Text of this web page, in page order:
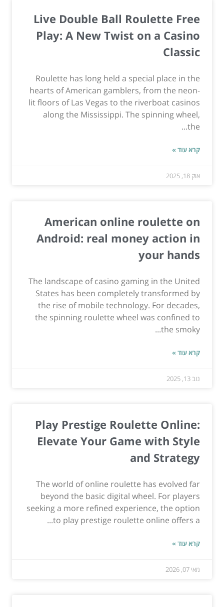
Live Double Ball Roulette Free
Play: A New Twist on a Casino
Classic
Roulette has long held a special place in the
hearts of American gamblers, from the neon-
lit floors of Las Vegas to the riverboat casinos
along the Mississippi. The spinning wheel,
the...
קרא עוד »
אוק 18, 2025
American online roulette on
Android: real money action in
your hands
The landscape of casino gaming in the United
States has been completely transformed by
the rise of mobile technology. For decades,
the spinning roulette wheel was confined to
the smoky...
קרא עוד »
נוב 13, 2025
Play Prestige Roulette Online:
Elevate Your Game with Style
and Strategy
The world of online roulette has evolved far
beyond the basic digital wheel. For players
seeking a more refined experience, the option
to play prestige roulette online offers a...
קרא עוד »
מאי 07, 2026